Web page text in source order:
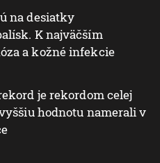
na desiatky
K najväčším
a kožné infekcie
je rekordom celej
hodnotu namerali v